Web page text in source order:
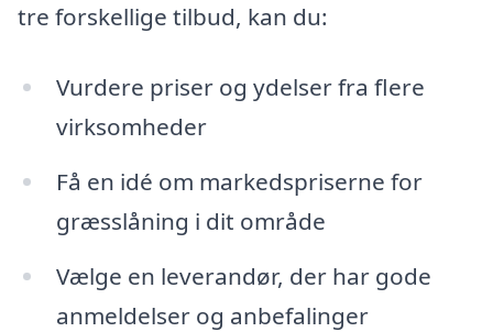
tre forskellige tilbud, kan du:
Vurdere priser og ydelser fra flere
virksomheder
Få en idé om markedspriserne for
græsslåning i dit område
Vælge en leverandør, der har gode
anmeldelser og anbefalinger